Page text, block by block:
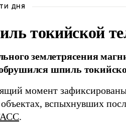
ДНЯ
токийской
землетрясения
шпиль
момент
вспыхнувших
.